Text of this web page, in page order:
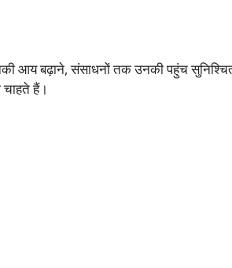
आय बढ़ाने, संसाधनों तक उनकी पहुंच
हैं।